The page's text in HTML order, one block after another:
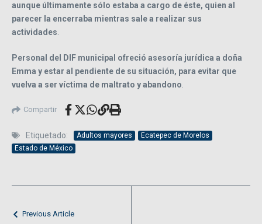
aunque últimamente sólo estaba a cargo de éste, quien al
parecer la encerraba mientras sale a realizar sus
actividades.
Personal del DIF municipal ofreció asesoría jurídica a doña
Emma y estar al pendiente de su situación, para evitar que
vuelva a ser víctima de maltrato y abandono.
Compartir
Etiquetado: Adultos mayores
Ecatepec de Morelos
Estado de México
Previous Article